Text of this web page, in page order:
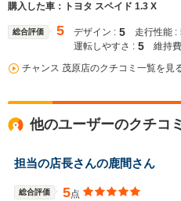
購入した車：トヨタ スペイド 1.3 X
総合評価 5 デザイン : 5 走行性能 :
運転しやすさ : 5 維持
チャンス 茂原店のクチコミ一覧を見
他のユーザーのクチコミ
担当の店長さんの鹿間さん
総合評価 5点